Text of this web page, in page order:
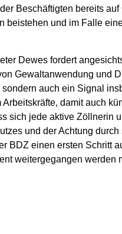
Beschäftigten bereits
beistehen und im Falle
Dewes fordert
Gewaltanwendung und
auch ein Signal
damit auch
sich jede aktive Zöllnerin
und der Achtung
BDZ einen ersten Schritt
weitergegangen werden